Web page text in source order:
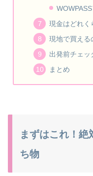
現金はどれく
現地で買える
出発前チェッ
まとめ
まずはこれ！
ち物